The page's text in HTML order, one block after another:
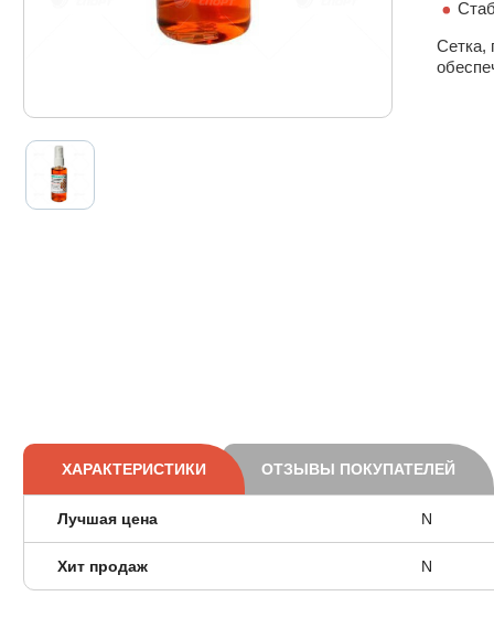
Сетка,
ХАРАКТЕРИСТИКИ ОТЗЫВЫ ПОКУПАТЕЛЕЙ
Лучшая цена N
Хит продаж N